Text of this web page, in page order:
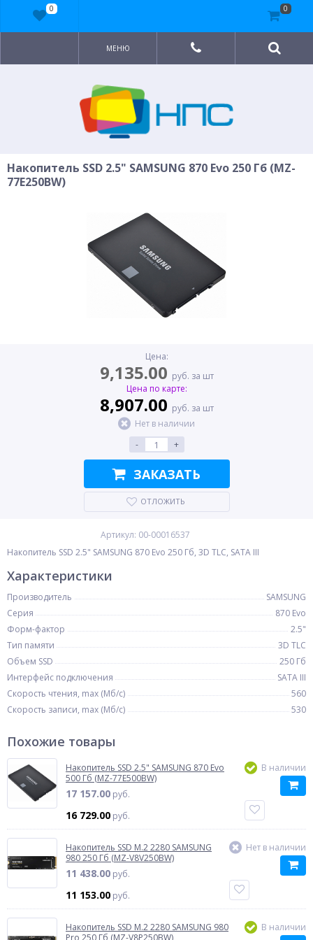
МЕНЮ
Накопитель SSD 2.5" SAMSUNG 870 Evo 250 Гб (MZ-
77E250BW)
Цена:
9,135.00 руб. за шт
Цена по карте:
8,907.00 руб. за шт
Нет в наличии
-
+
ЗАКАЗАТЬ
ОТЛОЖИТЬ
Артикул: 00-00016537
Накопитель SSD 2.5" SAMSUNG 870 Evo 250 Гб, 3D TLC, SATA III
Характеристики
Производитель
SAMSUNG
Серия
870 Evo
Форм-фактор
2.5"
Тип памяти
3D TLC
Объем SSD
250 Гб
Интерфейс подключения
SATA III
Скорость чтения, max (Мб/с)
560
Скорость записи, max (Мб/с)
530
Похожие товары
Накопитель SSD 2.5" SAMSUNG 870 Evo
500 Гб (MZ-77E500BW)
17 157.00 руб.
16 729.00 руб.
В наличии
Накопитель SSD M.2 2280 SAMSUNG
980 250 Гб (MZ-V8V250BW)
11 438.00 руб.
11 153.00 руб.
Нет в наличии
Накопитель SSD M.2 2280 SAMSUNG 980
Pro 250 Гб (MZ-V8P250BW)
В наличии
0 0